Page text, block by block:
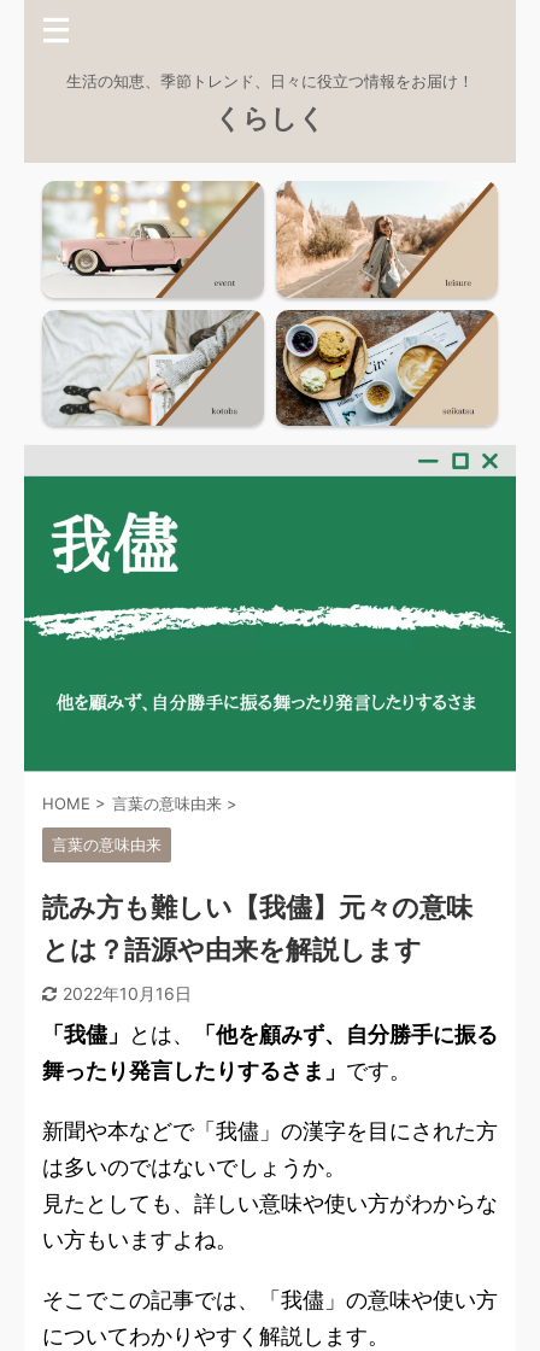
生活の知恵、季節トレンド、日々に役立つ情報をお届け！
くらしく
HOME > 言葉の意味由来 >
言葉の意味由来
読み方も難しい【我儘】元々の意味
とは？語源や由来を解説します
2022年10月16日
「我儘」 とは、
「他を顧みず、自分勝手に振る
舞ったり発言したりするさま」 です。
新聞や本などで「我儘」の漢字を目にされた方
は多いのではないでしょうか。
見たとしても、詳しい意味や使い方がわからな
い方もいますよね。
そこでこの記事では、「我儘」の意味や使い方
についてわかりやすく解説します。